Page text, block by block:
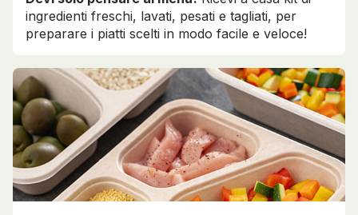
ingredienti freschi, lavati, pesati e tagliati, per
preparare i piatti scelti in modo facile e veloce!